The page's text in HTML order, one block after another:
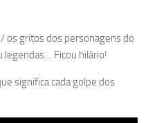
os gritos dos personagens do
legendas… Ficou hilário!
significa cada golpe dos